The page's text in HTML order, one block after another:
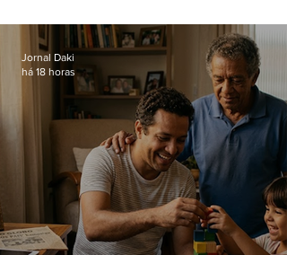
Hospital do Andaraí
Jornal Daki
há 18 horas